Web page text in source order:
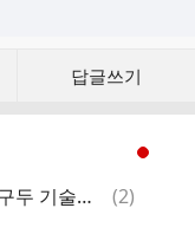
답글쓰기
구두 기술인의 다짐~꿈을 키워보려는 구두 기술인의 다짐입니다.
댓
(2)